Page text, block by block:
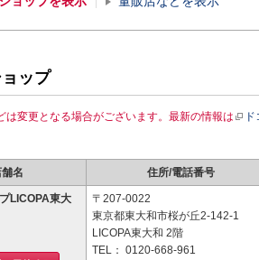
ョップ
は変更となる場合がございます。最新の情報は
舗名 住所/電話番号
LICOPA東大
〒207-0022
東京都東大和市桜が丘2-142-1
LICOPA東大和 2階
TEL： 0120-668-961